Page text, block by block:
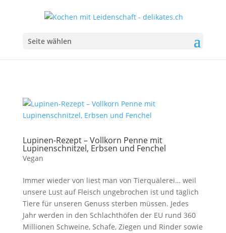
Seite wählen
Lupinen-Rezept – Vollkorn Penne mit
Lupinenschnitzel, Erbsen und Fenchel
Vegan
Immer wieder von liest man von Tierquälerei… weil
unsere Lust auf Fleisch ungebrochen ist und täglich
Tiere für unseren Genuss sterben müssen. Jedes
Jahr werden in den Schlachthöfen der EU rund 360
Millionen Schweine, Schafe, Ziegen und Rinder sowie